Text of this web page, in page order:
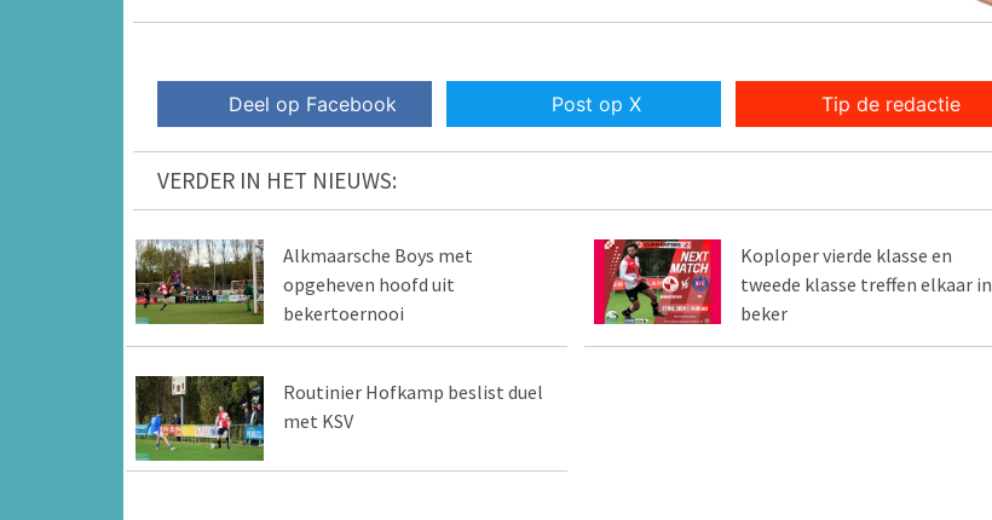
Deel op Facebook Post op X Tip de redactie
VERDER IN HET NIEUWS:
Alkmaarsche Boys met
opgeheven hoofd uit
bekertoernooi
Koploper vierde klasse en
tweede klasse treffen elkaar in
beker
Routinier Hofkamp beslist duel
met KSV